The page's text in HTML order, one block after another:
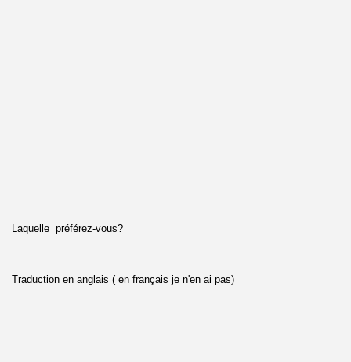
Laquelle préférez-vous?
Traduction en anglais ( en français je n'en ai pas)